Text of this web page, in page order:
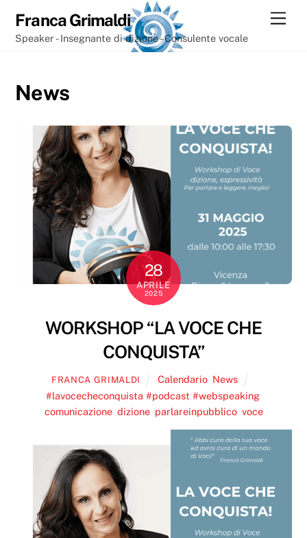
content
Franca Grimaldi
Speaker - Insegnante di dizione - Consulente vocale
News
28
APRILE
2025
WORKSHOP “LA VOCE CHE
CONQUISTA”
FRANCA GRIMALDI Calendario News
#lavocecheconquista #podcast #webspeaking,
comunicazione, dizione, parlareinpubblico, voce